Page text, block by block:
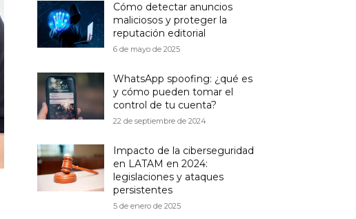
Cómo detectar anuncios
maliciosos y proteger la
reputación editorial
6 de mayo de 2025
WhatsApp spoofing: ¿qué es
y cómo pueden tomar el
control de tu cuenta?
22 de septiembre de 2024
Impacto de la ciberseguridad
en LATAM en 2024:
legislaciones y ataques
persistentes
5 de enero de 2025